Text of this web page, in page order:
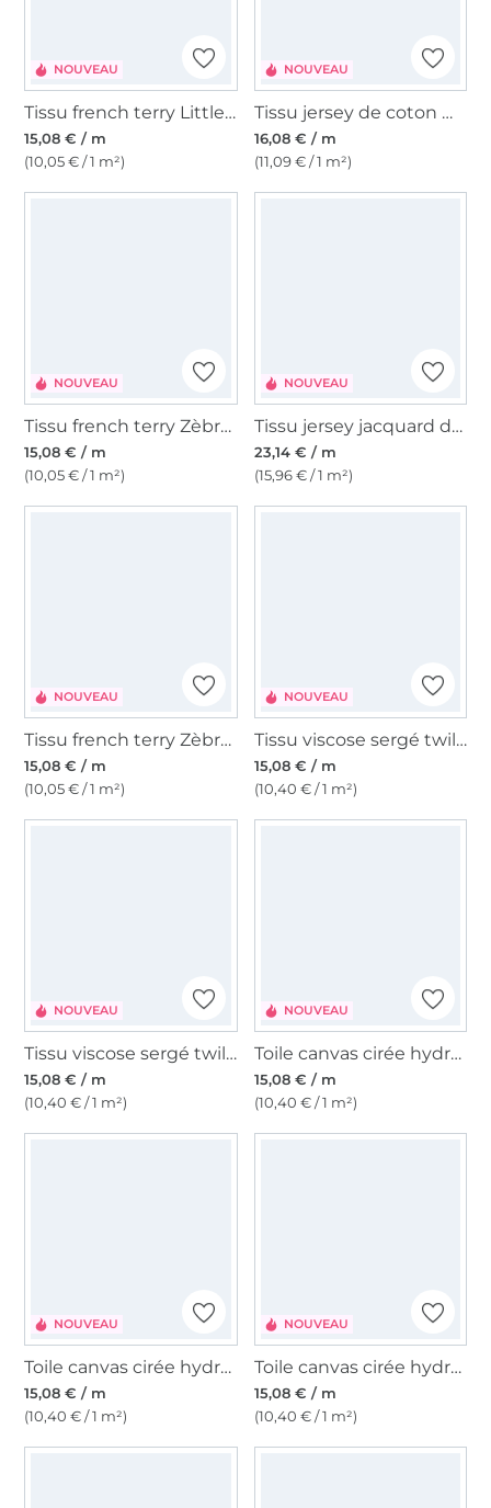
NOUVEAU
Tissu french terry Little Leo, lilas
15,08 € / m
(10,05 € / 1 m²)
NOUVEAU
Tissu jersey de coton maille tricot fin flowers, vert
16,08 € / m
(11,09 € / 1 m²)
NOUVEAU
Tissu french terry Zèbre, lilas
15,08 € / m
(10,05 € / 1 m²)
NOUVEAU
Tissu jersey jacquard dots, noir
23,14 € / m
(15,96 € / 1 m²)
NOUVEAU
Tissu french terry Zèbre, bleu pétrole
15,08 € / m
(10,05 € / 1 m²)
NOUVEAU
Tissu viscose sergé twill big waves, rouge magenta
15,08 € / m
(10,40 € / 1 m²)
NOUVEAU
Tissu viscose sergé twill big flowers, rouge magenta
15,08 € / m
(10,40 € / 1 m²)
NOUVEAU
Toile canvas cirée hydrofuge, bleu denim foncé
15,08 € / m
(10,40 € / 1 m²)
NOUVEAU
Toile canvas cirée hydrofuge, bleu marine
15,08 € / m
(10,40 € / 1 m²)
NOUVEAU
Toile canvas cirée hydrofuge, marron foncé
15,08 € / m
(10,40 € / 1 m²)